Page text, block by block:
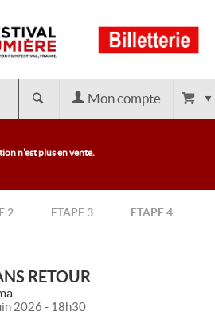
Mon compte
n'est plus en vente.
2 ETAPE 3 ETAPE 4
RETOUR
2026 - 18h30